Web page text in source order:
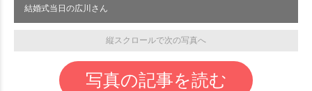
結婚式当日の広川さん
縦スクロールで次の写真へ
写真の記事を読む